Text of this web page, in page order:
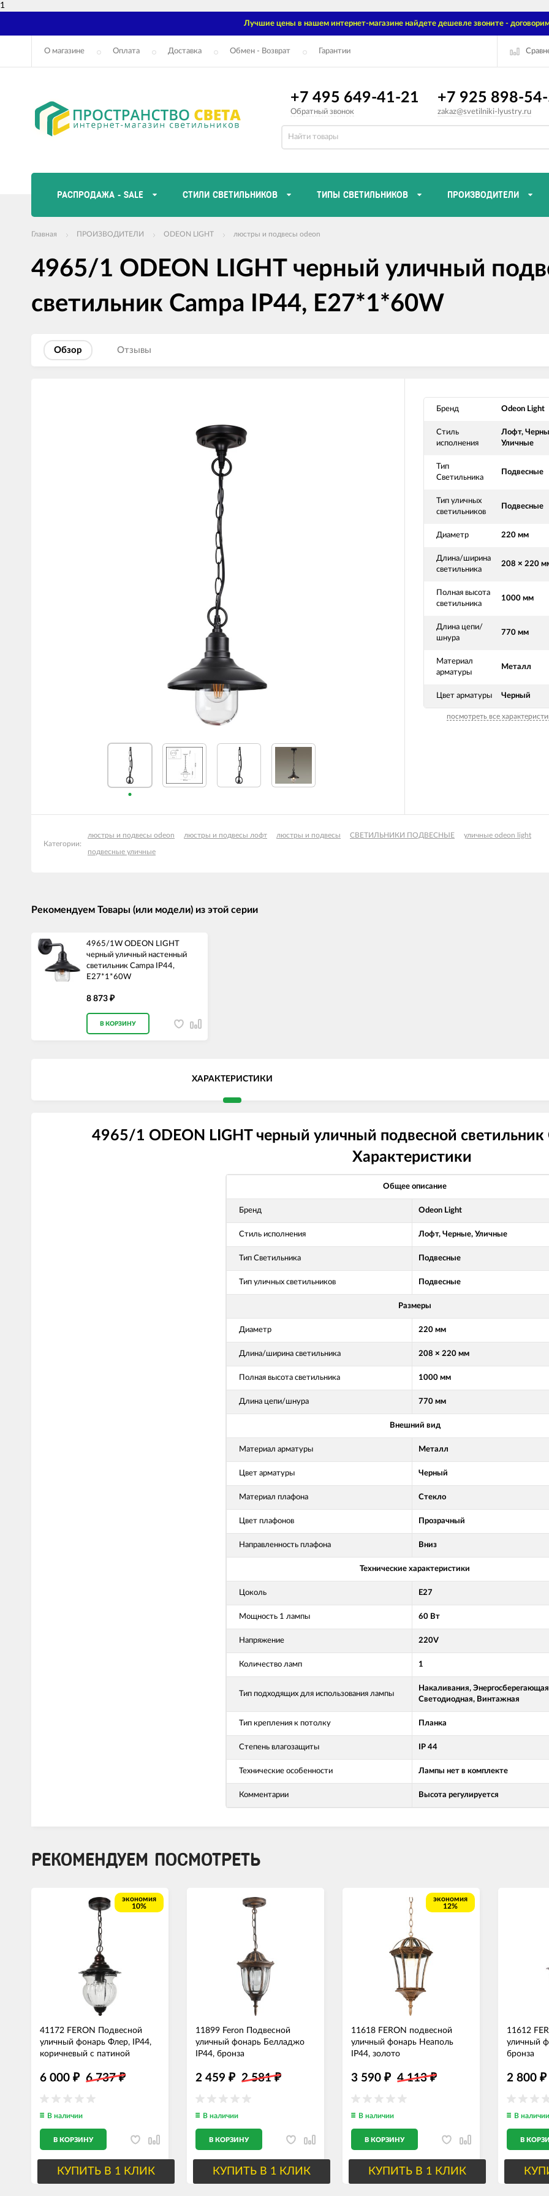
1
Лучшие цены в нашем интернет-магазине найдете дешевле звоните -
О магазине Оплата Доставка Обмен - Возврат Гарантии
+7 495 649-41-21
Обратный звонок
+7 925 898-
zakaz@svetilniki-lyustry.ru
РАСПРОДАЖА - SALE СТИЛИ СВЕТИЛЬНИКОВ ТИПЫ СВЕТИЛЬНИКОВ ПРОИЗВОДИТЕЛИ
Главная ПРОИЗВОДИТЕЛИ ODEON LIGHT люстры и подвесы odeon
4965/1 ODEON LIGHT черный уличный
светильник Campa IP44, E27*1*60W
Обзор Отзывы
Бренд Odeon Light
Стиль
исполнения
Лофт,
Уличные
Тип
Светильника
Подвесные
Тип уличных
светильников
Подвесные
Диаметр 220 мм
Длина/ширина
светильника
208 × 220
Полная высота
светильника
1000 мм
Длина цепи/
шнура
770 мм
Материал
арматуры
Металл
Цвет арматуры Черный
посмотреть все
Категории:
люстры и подвесы odeon люстры и подвесы лофт люстры и подвесы СВЕТИЛЬНИКИ ПОДВЕСНЫЕ уличные odeon light
подвесные уличные
Рекомендуем Товары (или модели) из этой серии
4965/1W ODEON LIGHT
черный уличный настенный
светильник Campa IP44,
E27*1*60W
8 873 ₽
В КОРЗИНУ
ХАРАКТЕРИСТИКИ
4965/1 ODEON LIGHT черный уличный подвесной
Характеристики
Общее описание
Бренд Odeon Light
Стиль исполнения Лофт, Черные, Уличные
Тип Светильника Подвесные
Тип уличных светильников Подвесные
Размеры
Диаметр 220 мм
Длина/ширина светильника 208 × 220 мм
Полная высота светильника 1000 мм
Длина цепи/шнура 770 мм
Внешний вид
Материал арматуры Металл
Цвет арматуры Черный
Материал плафона Стекло
Цвет плафонов Прозрачный
Направленность плафона Вниз
Технические характеристики
Цоколь E27
Мощность 1 лампы 60 Вт
Напряжение 220V
Количество ламп 1
Тип подходящих для использования лампы
Накаливания,
Светодиодная, Винтажная
Тип крепления к потолку Планка
Степень влагозащиты IP 44
Технические особенности Лампы нет в комплекте
Комментарии Высота регулируется
РЕКОМЕНДУЕМ ПОСМОТРЕТЬ
экономия
10%
41172 FERON Подвесной
уличный фонарь Флер, IP44,
коричневый с патиной
6 000 ₽ 6 737₽
В наличии
В КОРЗИНУ
КУПИТЬ В 1 КЛИК
11899 Feron Подвесной
уличный фонарь Белладжо
IP44, бронза
2 459₽ 2 581₽
В наличии
В КОРЗИНУ
КУПИТЬ В 1 КЛИК
экономия
12%
11618 FERON подвесной
уличный фонарь Неаполь
IP44, золото
3 590₽ 4 113₽
В наличии
В КОРЗИНУ
КУПИТЬ В 1 КЛИК
11612
уличный
бронза
2 800₽
В наличии
В